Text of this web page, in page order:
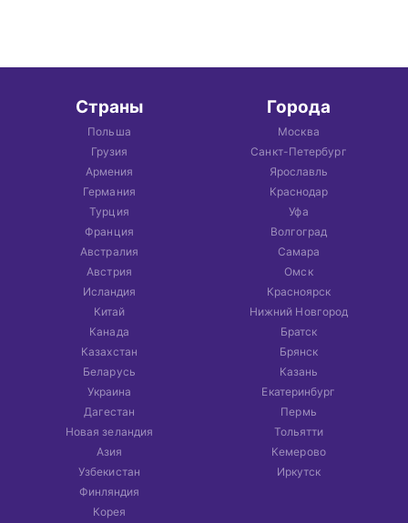
Страны
Польша
Грузия
Армения
Германия
Турция
Франция
Австралия
Австрия
Исландия
Китай
Канада
Казахстан
Беларусь
Украина
Дагестан
Новая зеландия
Азия
Узбекистан
Финляндия
Корея
Города
Москва
Санкт-Петербург
Ярославль
Краснодар
Уфа
Волгоград
Самара
Омск
Красноярск
Нижний Новгород
Братск
Брянск
Казань
Екатеринбург
Пермь
Тольятти
Кемерово
Иркутск